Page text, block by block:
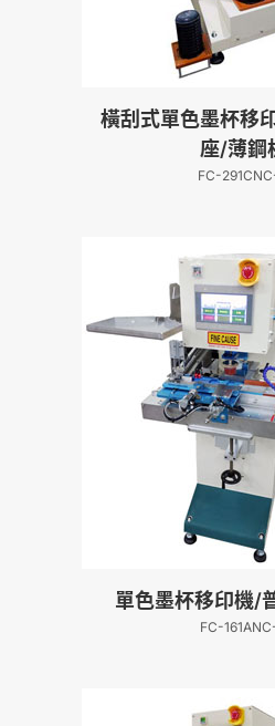
橫刮式單色墨杯移
座/薄鋼
FC-
單色墨杯移印機/
FC-